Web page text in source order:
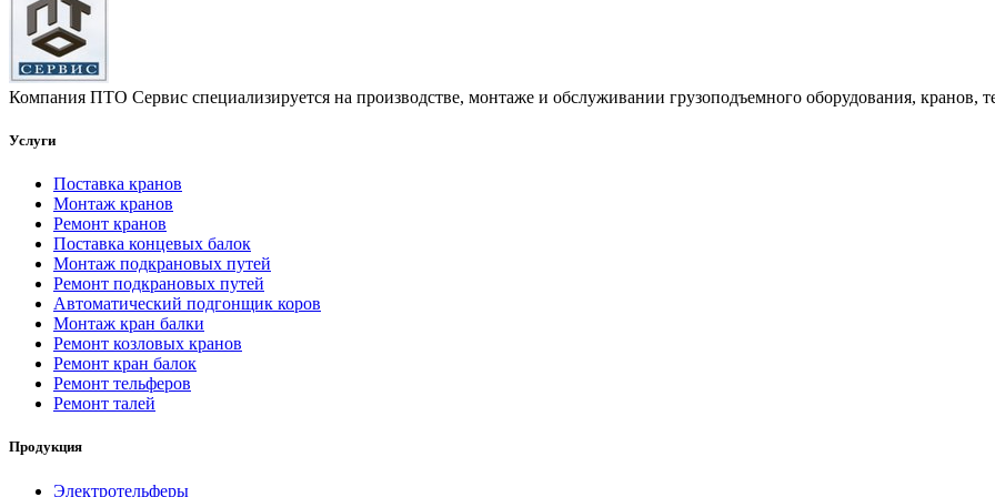
Компания ПТО Сервис специализируется на производстве, монтаже и обслуживании грузоподъемного оборудования, кранов,
Услуги
Поставка кранов
Монтаж кранов
Ремонт кранов
Поставка концевых балок
Монтаж подкрановых путей
Ремонт подкрановых путей
Автоматический подгонщик коров
Монтаж кран балки
Ремонт козловых кранов
Ремонт кран балок
Ремонт тельферов
Ремонт талей
Продукция
Электротельферы